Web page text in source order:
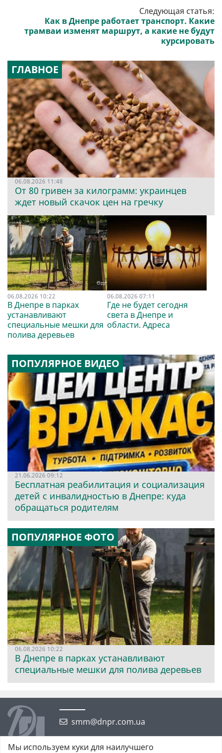
Следующая статья:
Как в Днепре работает транспорт. Какие
трамваи изменят маршрут, а какие не будут
курсировать
ГЛАВНОЕ
06.08.2026 11:48
От 80 гривен за килограмм: украинцев
ждет новый скачок цен на гречку
06.08.2026 10:22
В Днепре в парках
устанавливают
специальные мешки для
полива деревьев
06.08.2026 07:11
Где не будет сегодня
света в Днепре и
области. Адреса
ПОПУЛЯРНОЕ ВИДЕО
21.06.2026 09:12
Бесплатная реабилитация и социализация
детей с инвалидностью в Днепре: куда
обращаться родителям
ПОПУЛЯРНОЕ ФОТО
06.08.2026 10:22
В Днепре в парках устанавливают
специальные мешки для полива деревьев
smm@dnpr.com.ua
Мы используем куки для наилучшего